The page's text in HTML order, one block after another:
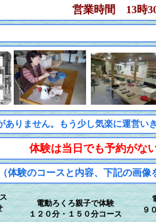
営業時間 13時
りません。もう少し気楽に運営い
体験は当日でも予約がな
体験のコースと内容、下記の画像
電動ろくろ親子で体験
１２０分・１５０分コース
９